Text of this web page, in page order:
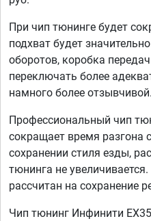
При чип тюнинге будет
подхват будет
оборотов, коробка
переключать более
намного более отзывчивой.
Профессиональный чип
сокращает время разгона
сохранении стиля езды,
тюнинга не
рассчитан на сохранение
Чип тюнинг Инфинити